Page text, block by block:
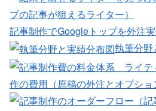
記事制作でGoogleトップを外注
執筆分
作の費用（原稿の外注とオプショ